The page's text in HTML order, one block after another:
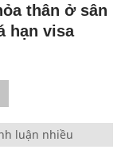
thân ở sân
hạn visa
luận nhiều